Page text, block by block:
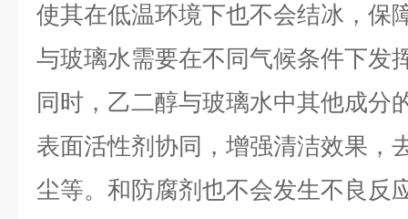
使其在低温环境下也不会结冰，保
与玻璃水需要在不同气候条件下发
同时，乙二醇与玻璃水中其他成分
表面活性剂协同，增强清洁效果，
尘等。和防腐剂也不会发生不良反